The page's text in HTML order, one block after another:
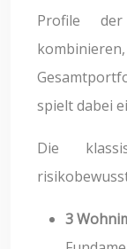
Profile
spielt dabei
Die
3